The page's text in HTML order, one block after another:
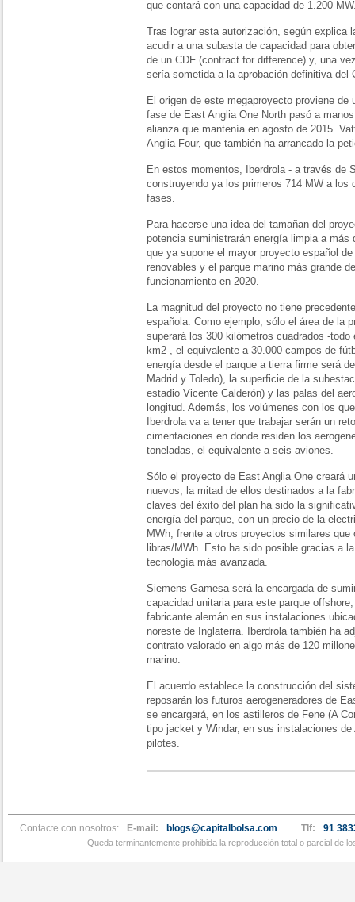
que contará con una capacidad de 1.200
Tras lograr esta autorización, según explica
acudir a una subasta de capacidad para
de un CDF (contract for difference) y, una
sería sometida a la aprobación definitiva del
El origen de este megaproyecto proviene
fase de East Anglia One North pasó a
alianza que mantenía en agosto de 2015.
Anglia Four, que también ha arrancado la
En estos momentos, Iberdrola - a través de
construyendo ya los primeros 714 MW a los
fases.
Para hacerse una idea del tamañan del
potencia suministrarán energía limpia a más
que ya supone el mayor proyecto español
renovables y el parque marino más grande
funcionamiento en 2020.
La magnitud del proyecto no tiene
española. Como ejemplo, sólo el área de la
superará los 300 kilómetros cuadrados -
km2-, el equivalente a 30.000 campos de
energía desde el parque a tierra firme será
Madrid y Toledo), la superficie de la
estadio Vicente Calderón) y las palas del
longitud. Además, los volúmenes con los
Iberdrola va a tener que trabajar serán un
cimentaciones en donde residen los
toneladas, el equivalente a seis aviones.
Sólo el proyecto de East Anglia One creará
nuevos, la mitad de ellos destinados a la
claves del éxito del plan ha sido la
energía del parque, con un precio de la
MWh, frente a otros proyectos similares que
libras/MWh. Esto ha sido posible gracias a
tecnología más avanzada.
Siemens Gamesa será la encargada de
capacidad unitaria para este parque
fabricante alemán en sus instalaciones
noreste de Inglaterra. Iberdrola también ha
contrato valorado en algo más de 120
marino.
El acuerdo establece la construcción del
reposarán los futuros aerogeneradores de
se encargará, en los astilleros de Fene (A
tipo jacket y Windar, en sus instalaciones
pilotes.
Contacte con nosotros: E-mail: blogs@capitalbolsa.com Tlf: 91
Queda terminantemente prohibida la reproducción total o parcial de